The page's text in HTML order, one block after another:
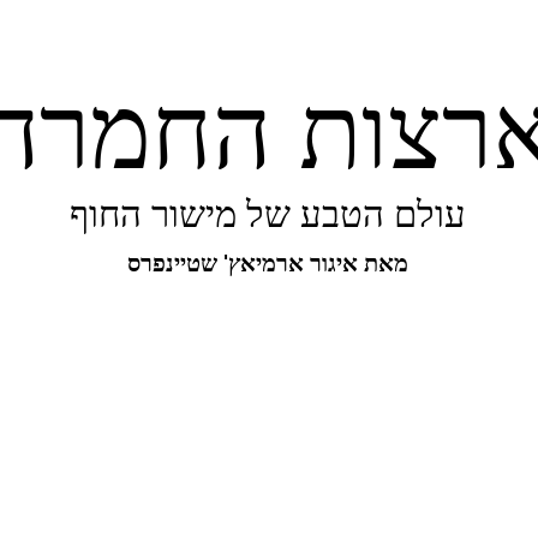
עולם הטבע של מישור החוף
מאת איגור ארמיאץ' שטיינפרס